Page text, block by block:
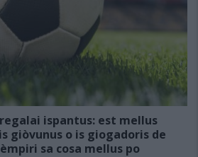
ispantus: est mellus
giòvunus o is giogadoris de
sa cosa mellus po